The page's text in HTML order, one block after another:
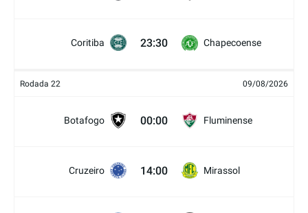
Coritiba 23:30 Chapecoense
Rodada 22 09/08/2026
Botafogo 00:00 Fluminense
Cruzeiro 14:00 Mirassol